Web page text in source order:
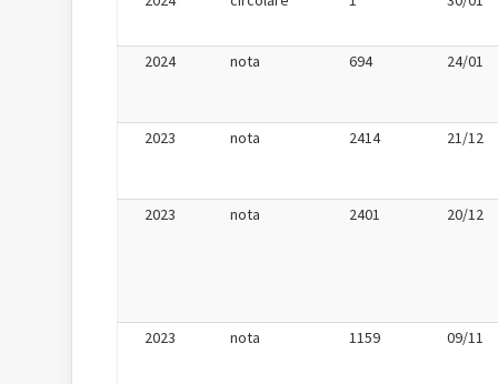
2024 nota 694 24/01
2023 nota 2414 21/12
2023 nota 2401 20/12
2023 nota 1159 09/11